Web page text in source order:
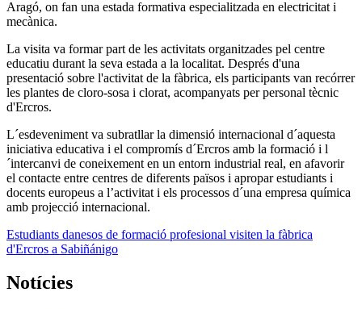
Aragó, on fan una estada formativa especialitzada en electricitat i
mecànica.
La visita va formar part de les activitats organitzades pel centre
educatiu durant la seva estada a la localitat. Després d'una
presentació sobre l'activitat de la fàbrica, els participants van recórrer
les plantes de cloro-sosa i clorat, acompanyats per personal tècnic
d'Ercros.
L´esdeveniment va subratllar la dimensió internacional d´aquesta
iniciativa educativa i el compromís d´Ercros amb la formació i l
´intercanvi de coneixement en un entorn industrial real, en afavorir
el contacte entre centres de diferents països i apropar estudiants i
docents europeus a l’activitat i els processos d´una empresa química
amb projecció internacional.
Estudiants danesos de formació profesional visiten la fàbrica
d'Ercros a Sabiñánigo
Notícies